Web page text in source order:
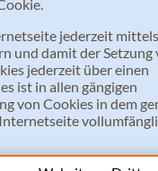
jederzeit
und damit der Setzung
jederzeit über einen
ist in allen gängigen
von Cookies in dem